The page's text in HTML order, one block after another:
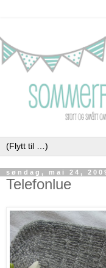
søndag, mai 24,
Telefonlue